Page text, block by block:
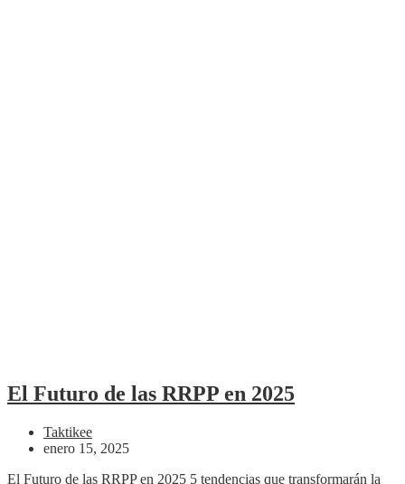
El Futuro de las RRPP en 2025
Taktikee
enero 15, 2025
El Futuro de las RRPP en 2025 5 tendencias que transformarán la